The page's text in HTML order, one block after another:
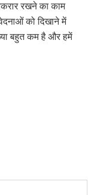
रखने का काम
को दिखाने में
बहुत कम है और हमें